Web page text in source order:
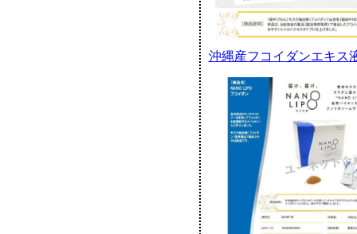
沖縄産フコイダンエキス